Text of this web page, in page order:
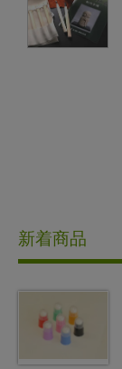
新着商品